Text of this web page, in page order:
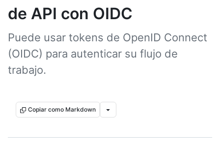
de API con OIDC
Puede usar tokens de OpenID Connect
(OIDC) para autenticar su flujo de
trabajo.
Copiar como Markdown